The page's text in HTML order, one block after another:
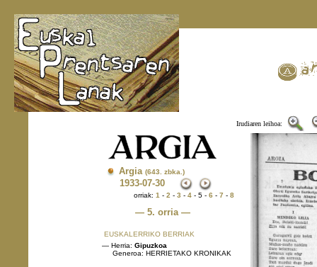
Irudiaren leihoa:
Argia (643. zbka.)
1933-07-30
orriak: 1 - 2 - 3 - 4 - 5 - 6 - 7 - 8
— 5. orria —
EUSKALERRIKO BERRIAK
— Herria: Gipuzkoa
Generoa: HERRIETAKO KRONIKAK